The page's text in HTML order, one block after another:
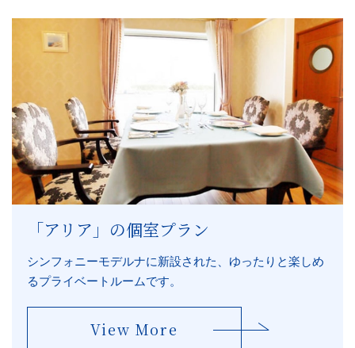
「アリア」の個室プラン
シンフォニーモデルナに新設された、ゆったりと楽しめ
るプライベートルームです。
View More